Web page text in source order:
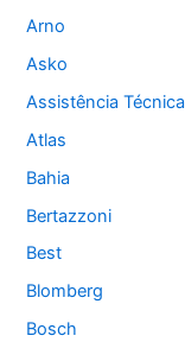
Arno
Asko
Assistência Técnica
Atlas
Bahia
Bertazzoni
Best
Blomberg
Bosch